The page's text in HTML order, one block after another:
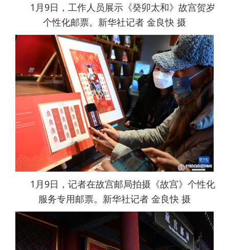
1月9日，工作人员展示《癸卯太和》故宫贺岁
个性化邮票。新华社记者 金良快 摄
1月9日，记者在故宫邮局拍摄《故宫》个性化
服务专用邮票。新华社记者 金良快 摄